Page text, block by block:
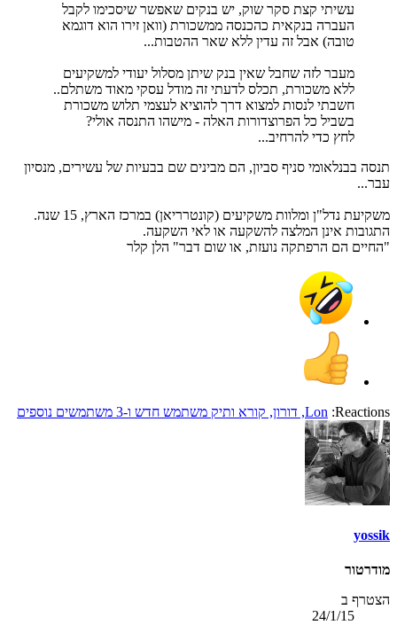
עשיתי קצת סקר שוק, יש בנקים שאפשר שיסכימו לקבל
העברה בנקאית כהכנסה ממשכורת (וואן זירו הוא דוגמא
טובה) אבל זה עדין ללא שאר ההטבות...
מעבר לזה שחבל שאין בנק שיתן מסלול יעודי למשקיעים
ללא משכורת, תכלס לדעתי זה מודל עסקי מאוד משתלם..
חשבתי לנסות למצוא דרך להוציא לעצמי תלוש משכורת
בשביל כל הפרוצדורות האלה - מישהו התנסה אולי?
לחץ כדי להרחיב...
תנסה בבנלאומי סניף סביון, הם מבינים שם בבעיות של עשירים, מנסיון
עבר...
משקיעת נדל"ן ומלוות משקיעים (קונטרריאן) במרכז הארץ, 15 שנה.
התגובות אינן המלצה להשקעה או לאי השקעה.
"החיים הם הרפתקה נועזת, או שום דבר" הלן קלר
Reactions:
Lon
, דורון, קורא ותיק משתמש חדש ו-3 משתמשים נוספים
yossik
מודרטור
הצטרף ב
24/1/15